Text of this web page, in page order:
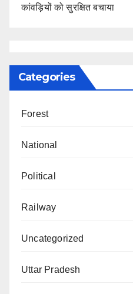
कांवड़ियों को सुरक्षित बचाया
Categories
Forest
National
Political
Railway
Uncategorized
Uttar Pradesh